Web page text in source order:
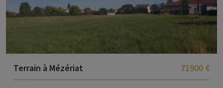
Terrain à Mézériat 71900 €